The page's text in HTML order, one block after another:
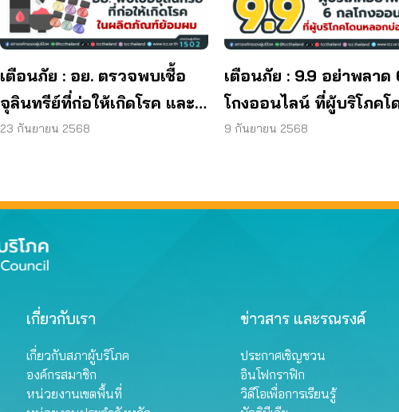
เตือนภัย : อย. ตรวจพบเชื้อ
จุลินทรีย์ที่ก่อให้เกิดโรค และ
พบแบคทีเรีย ยีสต์ และรา เกิน
23 กันยายน 2568
เตือนภัย : 9.9 อย่าพลาด
โกงออนไลน์ ที่ผู้บริโภคโ
หลอกบ่อยที่สุด
9 กันยายน 2568
เกี่ยวกับเรา
เกี่ยวกับสภาผู้บริโภค
องค์กรสมาชิก
หน่วยงานเขตพื้นที่
ข่าวสาร และรณรงค์
ประกาศเชิญชวน
อินโฟกราฟิก
วิดีโอเพื่อการเรียนรู้